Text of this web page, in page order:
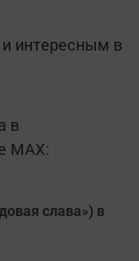
интересным в
в
MАХ:
слава») в